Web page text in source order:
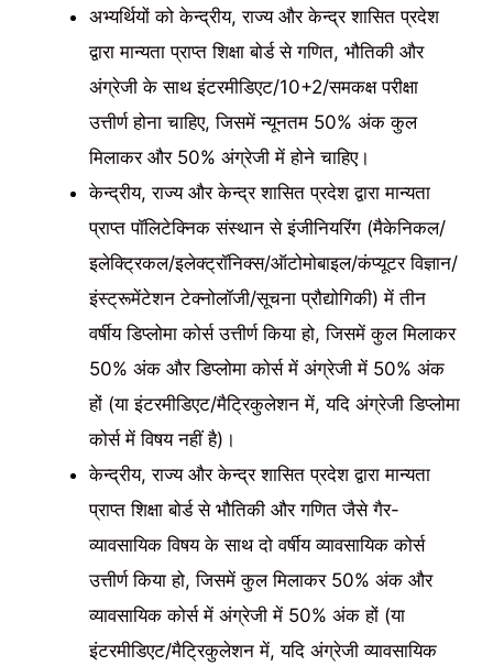
अभ्यर्थियों को केन्द्रीय, राज्य और केन्द्र शासित प्रदेश
द्वारा मान्यता प्राप्त शिक्षा बोर्ड से गणित, भौतिकी और
अंग्रेजी के साथ इंटरमीडिएट/10+2/समकक्ष परीक्षा
उत्तीर्ण होना चाहिए, जिसमें न्यूनतम 50% अंक कुल
मिलाकर और 50% अंग्रेजी में होने चाहिए।
केन्द्रीय, राज्य और केन्द्र शासित प्रदेश द्वारा मान्यता
प्राप्त पॉलिटेक्निक संस्थान से इंजीनियरिंग (मैकेनिकल/
इलेक्ट्रिकल/इलेक्ट्रॉनिक्स/ऑटोमोबाइल/कंप्यूटर विज्ञान/
इंस्ट्रूमेंटेशन टेक्नोलॉजी/सूचना प्रौद्योगिकी) में तीन
वर्षीय डिप्लोमा कोर्स उत्तीर्ण किया हो, जिसमें कुल मिलाकर
50% अंक और डिप्लोमा कोर्स में अंग्रेजी में 50% अंक
हों (या इंटरमीडिएट/मैट्रिकुलेशन में, यदि अंग्रेजी डिप्लोमा
कोर्स में विषय नहीं है)।
केन्द्रीय, राज्य और केन्द्र शासित प्रदेश द्वारा मान्यता
प्राप्त शिक्षा बोर्ड से भौतिकी और गणित जैसे गैर-
व्यावसायिक विषय के साथ दो वर्षीय व्यावसायिक कोर्स
उत्तीर्ण किया हो, जिसमें कुल मिलाकर 50% अंक और
व्यावसायिक कोर्स में अंग्रेजी में 50% अंक हों (या
इंटरमीडिएट/मैट्रिकुलेशन में, यदि अंग्रेजी व्यावसायिक